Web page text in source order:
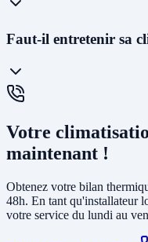
semaines. En cas
LaPAC air-air
circuit de chauffage
produire votre eau chaude
une chaudière gaz ou fioul
Faut-il entretenir sa
Oui, un
proposons descontrats de
nettoyage des filtres, la
des performances et la
Votre
maintenant !
Obtenez votre bilan
48h. En tant qu'installateur
votre service du lundi au